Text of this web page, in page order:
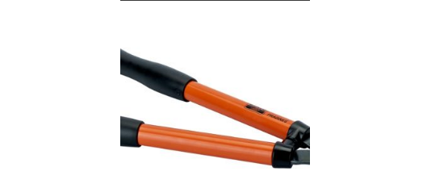
57,10 €.